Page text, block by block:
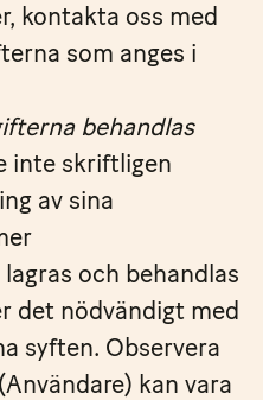
kontakta oss med
som anges i
behandlas
inte skriftligen
av sina
och behandlas
det nödvändigt med
syften. Observera
kan vara